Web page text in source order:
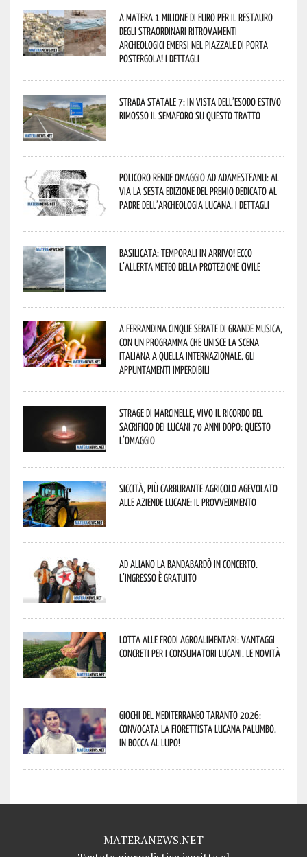
A Matera 1 milione di euro per il restauro
degli straordinari ritrovamenti
archeologici emersi nel piazzale di Porta
Postergola! I dettagli
Strada statale 7: in vista dell’esodo estivo
rimosso il semaforo su questo tratto
Policoro rende omaggio ad Adamesteanu: al
via la sesta edizione del Premio dedicato al
padre dell’archeologia lucana. I dettagli
Basilicata: temporali in arrivo! Ecco
l’allerta meteo della Protezione civile
A Ferrandina cinque serate di grande musica,
con un programma che unisce la scena
italiana a quella internazionale. Gli
appuntamenti imperdibili
Strage di Marcinelle, vivo il ricordo del
sacrificio dei lucani 70 anni dopo: questo
l’omaggio
Siccità, più carburante agricolo agevolato
alle aziende lucane: il provvedimento
Ad Aliano la Bandabardò in concerto.
L’ingresso è gratuito
Lotta alle frodi agroalimentari: vantaggi
concreti per i consumatori lucani. Le novità
Giochi del Mediterraneo Taranto 2026:
convocata la fiorettista lucana Palumbo.
In bocca al lupo!
MATERANEWS.NET